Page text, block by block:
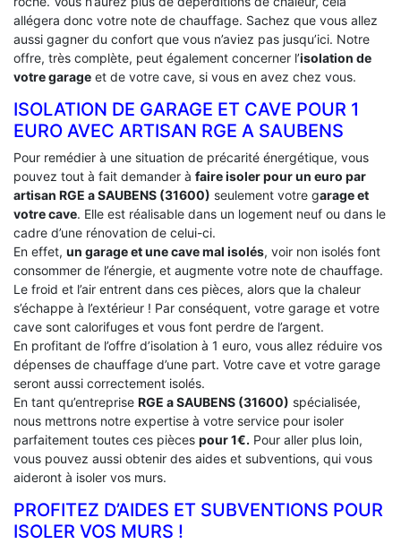
allégera donc votre note de chauffage. Sachez que vous allez
aussi gagner du confort que vous n’aviez pas jusqu’ici. Notre
offre, très complète, peut également concerner l’isolation de
votre garage et de votre cave, si vous en avez chez vous.
ISOLATION DE GARAGE ET CAVE POUR 1
EURO AVEC ARTISAN RGE A SAUBENS
Pour remédier à une situation de précarité énergétique, vous
pouvez tout à fait demander à faire isoler pour un euro par
artisan RGE a SAUBENS (31600) seulement votre garage et
votre cave. Elle est réalisable dans un logement neuf ou dans le
cadre d’une rénovation de celui-ci.
En effet, un garage et une cave mal isolés, voir non isolés font
consommer de l’énergie, et augmente votre note de chauffage.
Le froid et l’air entrent dans ces pièces, alors que la chaleur
s’échappe à l’extérieur ! Par conséquent, votre garage et votre
cave sont calorifuges et vous font perdre de l’argent.
En profitant de l’offre d’isolation à 1 euro, vous allez réduire vos
dépenses de chauffage d’une part. Votre cave et votre garage
seront aussi correctement isolés.
En tant qu’entreprise RGE a SAUBENS (31600) spécialisée,
nous mettrons notre expertise à votre service pour isoler
parfaitement toutes ces pièces pour 1€. Pour aller plus loin,
vous pouvez aussi obtenir des aides et subventions, qui vous
aideront à isoler vos murs.
PROFITEZ D’AIDES ET SUBVENTIONS POUR
ISOLER VOS MURS !